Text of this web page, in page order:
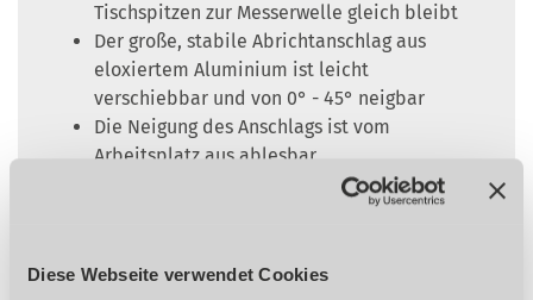
Diese Webseite verwendet Cookies
Tischspitzen zur Messerwelle gleich bleibt
Der große, stabile Abrichtanschlag aus
eloxiertem Aluminium ist leicht
verschiebbar und von 0° - 45° neigbar
Die Neigung des Anschlags ist vom
Arbeitsplatz aus ablesbar
Serienmäßig mit Hilfanschlag
Große Viermesserwelle, präzisionsgelagert
dank der schweren Gussausführung